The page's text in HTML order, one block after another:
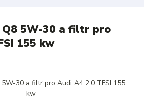
5W-30 a filtr pro
155 kw